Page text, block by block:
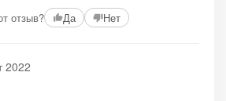
отзыв? Да Нет
2022